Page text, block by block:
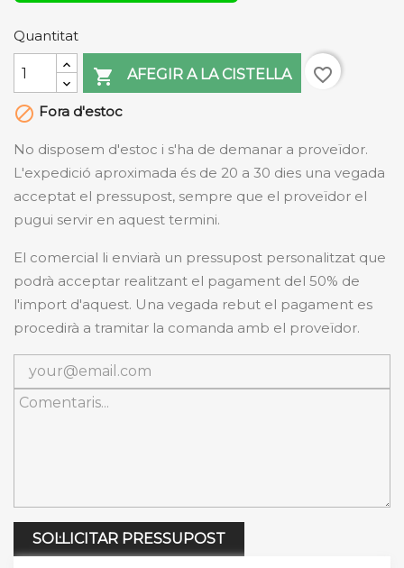
Quantitat
 AFEGIR A LA CISTELLA
favorite_border
 Fora d'estoc
No disposem d'estoc i s'ha de demanar a proveïdor.
L'expedició aproximada és de 20 a 30 dies una vegada
acceptat el pressupost, sempre que el proveïdor el
pugui servir en aquest termini.
El comercial li enviarà un pressupost personalitzat que
podrà acceptar realitzant el pagament del 50% de
l'import d'aquest. Una vegada rebut el pagament es
procedirà a tramitar la comanda amb el proveïdor.
SOL·LICITAR PRESSUPOST